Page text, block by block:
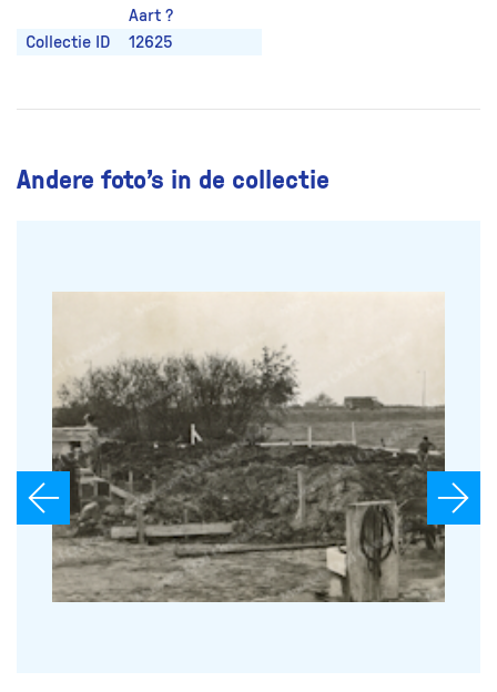
Aart ?
Collectie ID
12625
Andere foto’s in de collectie